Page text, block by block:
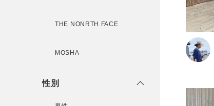
新規会員登録
THE NONRTH FACE
MOSHA
性別